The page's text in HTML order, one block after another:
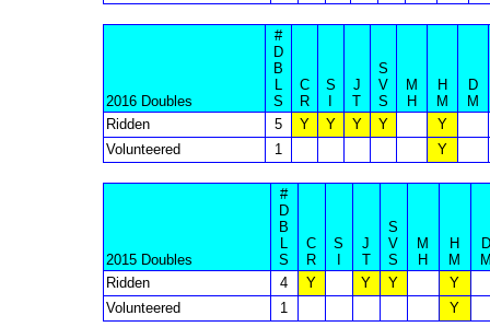
2016 Doubles
#
D
B
L
S
C
R
S
J
T
S
V
S
M
H
H
M
D
M
Ridden
5 Y Y Y Y
Y
Volunteered
1 Y
2015 Doubles
#
D
B
L
S
C
R
S
J
T
S
V
S
M
H
H
M
D
Ridden
4 Y Y Y
Y
Volunteered
1 Y